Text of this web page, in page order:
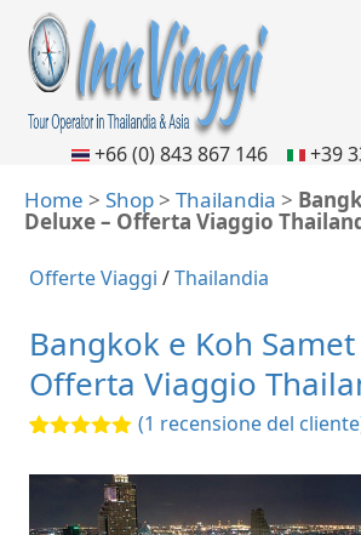
+66 (0) 843 867 146 +39
Home > Shop> Thailandia >
Deluxe – Offerta Viaggio
Offerte Viaggi /Thailandia
Bangkok e Koh
Offerta Viaggio
(1 recensione del
based on
customer